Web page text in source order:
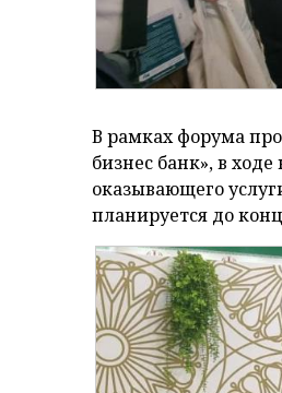
В рамках форума
бизнес банк», в
оказывающего
планируется до